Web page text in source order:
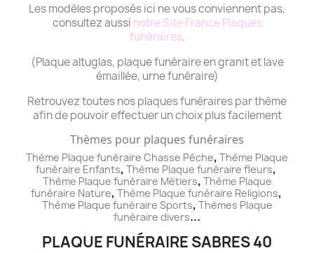
Les modèles proposés ici ne vous conviennent pas,
consultez aussi notre Site France Plaques
funéraires.
(Plaque altuglas, plaque funéraire en granit et lave
émaillée, urne funéraire)
Retrouvez toutes nos plaques funéraires par thème
afin de pouvoir effectuer un choix plus facilement
Thèmes pour plaques funéraires
Thème Plaque funéraire Chasse Pêche, Thème Plaque
funéraire Enfants, Thème Plaque funéraire fleurs,
Thème Plaque funéraire Métiers, Thème Plaque
funéraire Nature, Thème Plaque funéraire Religions,
Thème Plaque funéraire Sports, Thèmes Plaque
funéraire divers...
PLAQUE FUNÉRAIRE SABRES 40